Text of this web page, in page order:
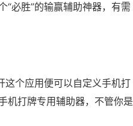
“必胜”的输赢辅助神器，有需
这个应用便可以自定义手机打
机打牌专用辅助器，不管你是